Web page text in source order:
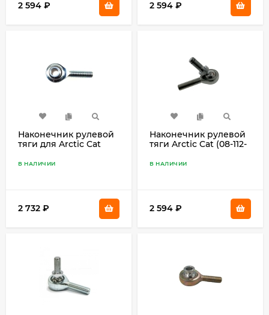
2 594 ₽ 2 594 ₽
Наконечник рулевой
тяги для Arctic Cat
В НАЛИЧИИ
2 732 ₽
Наконечник рулевой
тяги Arctic Cat (08-112-
В НАЛИЧИИ
2 594 ₽